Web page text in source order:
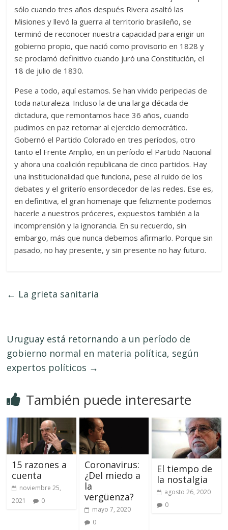
sólo cuando tres años después Rivera asaltó las
Misiones y llevó la guerra al territorio brasileño, se
terminó de reconocer nuestra capacidad para erigir un
gobierno propio, que nació como provisorio en 1828 y
se proclamó definitivo cuando juró una Constitución, el
18 de julio de 1830.
Pese a todo, aquí estamos. Se han vivido peripecias de
toda naturaleza. Incluso la de una larga década de
dictadura, que remontamos hace 36 años, cuando
pudimos en paz retornar al ejercicio democrático.
Gobernó el Partido Colorado en tres períodos, otro
tanto el Frente Amplio, en un período el Partido Nacional
y ahora una coalición republicana de cinco partidos. Hay
una institucionalidad que funciona, pese al ruido de los
debates y el griterío ensordecedor de las redes. Ese es,
en definitiva, el gran homenaje que felizmente podemos
hacerle a nuestros próceres, expuestos también a la
incomprensión y la ignorancia. En su recuerdo, sin
embargo, más que nunca debemos afirmarlo. Porque sin
pasado, no hay presente, y sin presente no hay futuro.
← La grieta sanitaria
Uruguay está retornando a un período de
gobierno normal en materia política, según
expertos políticos →
También puede interesarte
15 razones a
cuenta
noviembre 25,
2021
0
Coronavirus:
¿Del miedo a
la
vergüenza?
mayo 7, 2020
0
El tiempo de
la nostalgia
agosto 26, 2020
0